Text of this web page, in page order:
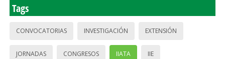
Tags
CONVOCATORIAS INVESTIGACIÓN EXTENSIÓN
JORNADAS CONGRESOS IIATA IIE